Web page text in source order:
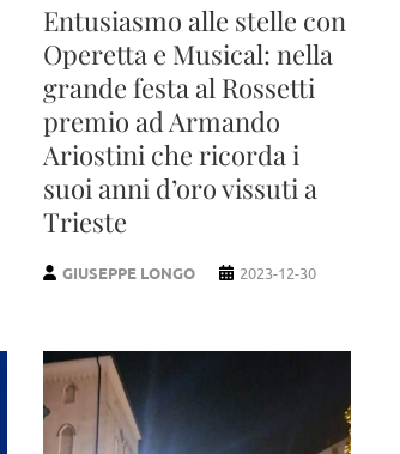
Entusiasmo alle stelle con
Operetta e Musical: nella
grande festa al Rossetti
premio ad Armando
Ariostini che ricorda i
suoi anni d’oro vissuti a
Trieste
GIUSEPPE LONGO 2023-12-30